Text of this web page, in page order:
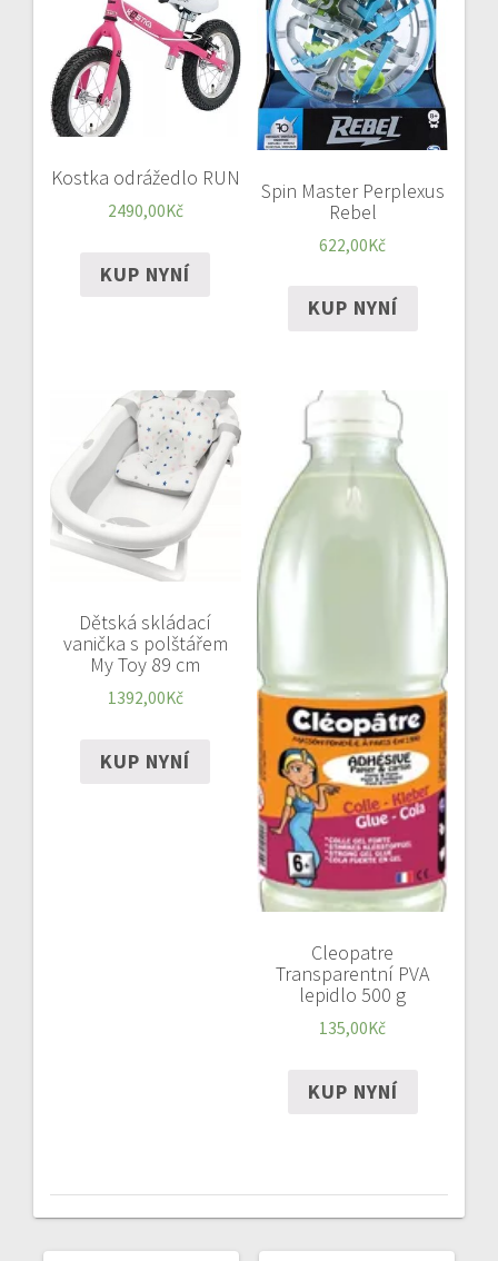
Kostka odrážedlo RUN
2490,00Kč
KUP NYNÍ
Spin Master Perplexus
Rebel
622,00Kč
KUP NYNÍ
Dětská skládací
vanička s polštářem
My Toy 89 cm
1392,00Kč
KUP NYNÍ
Cleopatre
Transparentní PVA
lepidlo 500 g
135,00Kč
KUP NYNÍ